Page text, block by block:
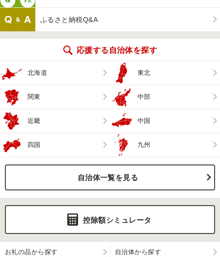
ふるさと納税Q&A
応援する自治体を探す
北海道 東北
関東 中部
近畿 中国
四国 九州
自治体一覧を見る
控除額シミュレータ
お礼の品から探す 自治体から探す